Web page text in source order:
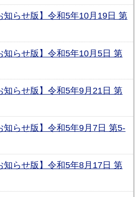
知らせ版】令和5年10月19日 第
知らせ版】令和5年10月5日 第
知らせ版】令和5年9月21日 第
知らせ版】令和5年9月7日 第5-
知らせ版】令和5年8月17日 第